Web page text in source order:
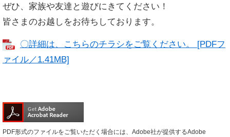
ぜひ、家族や友達と遊びにきてください！
皆さまのお越しをお待ちしております。
〇詳細は、こちらのチラシをご覧ください。 [PDFフ
ァイル／1.41MB]
PDF形式のファイルをご覧いただく場合には、Adobe社が提供するAdobe